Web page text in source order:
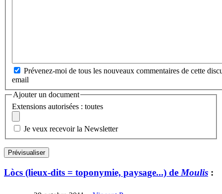
Prévenez-moi de tous les nouveaux commentaires de cette
email
Ajouter un document
Extensions autorisées : toutes
Je veux recevoir la Newsletter
Lòcs (lieux-dits = toponymie, paysage...) de Moulis :